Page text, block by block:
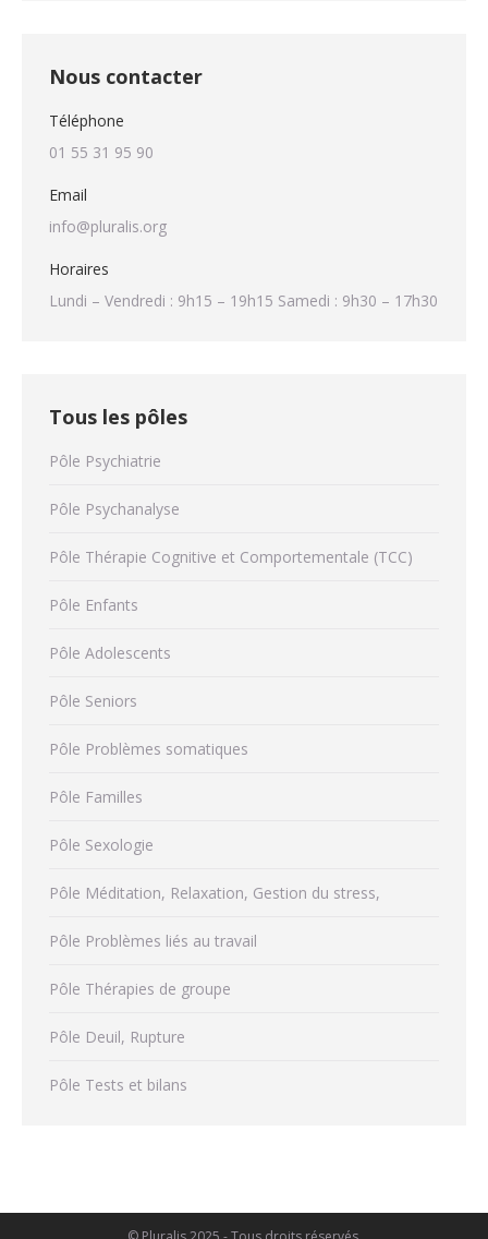
Nous contacter
Téléphone
01 55 31 95 90
Email
info@pluralis.org
Horaires
Lundi – Vendredi : 9h15 – 19h15 Samedi : 9h30 – 17h30
Tous les pôles
Pôle Psychiatrie
Pôle Psychanalyse
Pôle Thérapie Cognitive et Comportementale (TCC)
Pôle Enfants
Pôle Adolescents
Pôle Seniors
Pôle Problèmes somatiques
Pôle Familles
Pôle Sexologie
Pôle Méditation, Relaxation, Gestion du stress,
Pôle Problèmes liés au travail
Pôle Thérapies de groupe
Pôle Deuil, Rupture
Pôle Tests et bilans